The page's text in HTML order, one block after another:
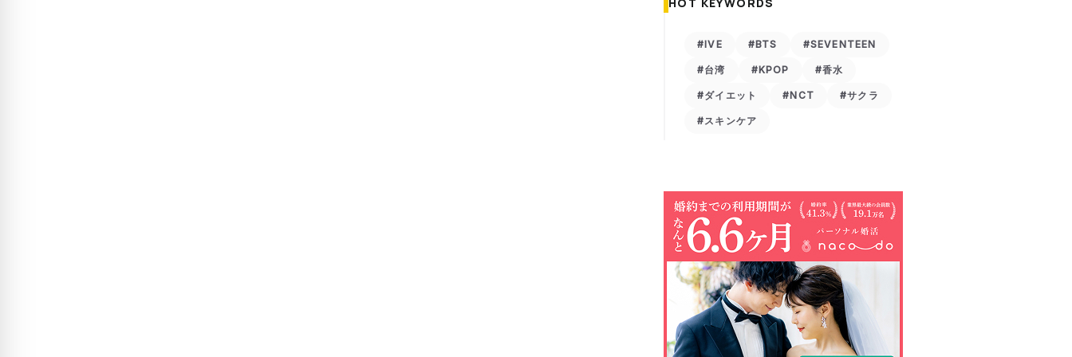
#IVE #BTS #SEVENTEEN
#台湾 #KPOP #香水
#ダイエット #NCT #サクラ
#スキンケア